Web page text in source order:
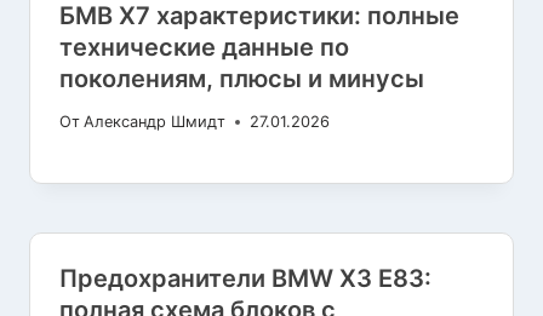
БМВ X7 характеристики: полные
технические данные по
поколениям, плюсы и минусы
От Александр Шмидт 27.01.2026
Предохранители BMW X3 E83:
полная схема блоков с